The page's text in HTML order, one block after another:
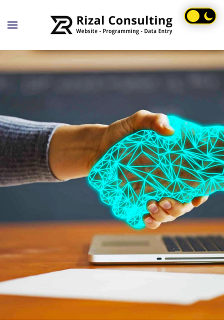
Skip to main content